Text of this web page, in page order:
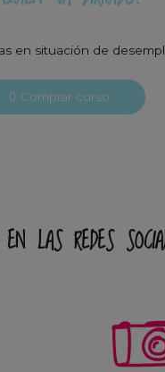
en situación de
Comprar curso
EN LAS REDES